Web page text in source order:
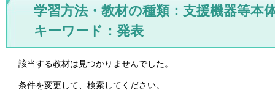
学習方法・教材の種類：支援機器等本
キーワード：発表
該当する教材は見つかりませんでした。
条件を変更して、検索してください。